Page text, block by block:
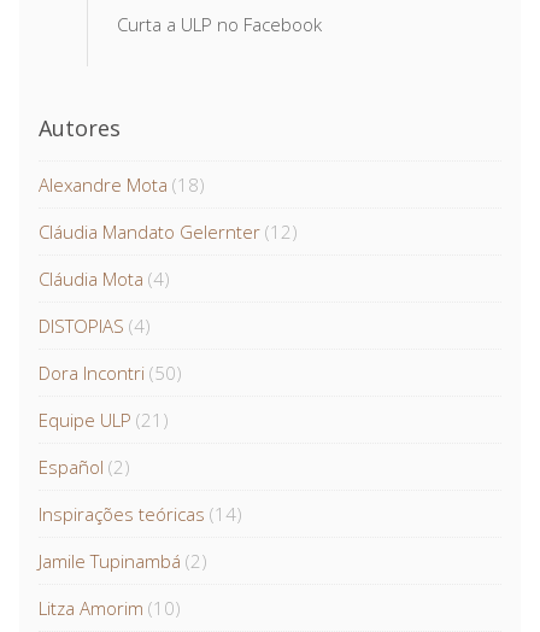
Curta a ULP no Facebook
Autores
Alexandre Mota (18)
Cláudia Mandato Gelernter (12)
Cláudia Mota (4)
DISTOPIAS (4)
Dora Incontri (50)
Equipe ULP (21)
Español (2)
Inspirações teóricas (14)
Jamile Tupinambá (2)
Litza Amorim (10)